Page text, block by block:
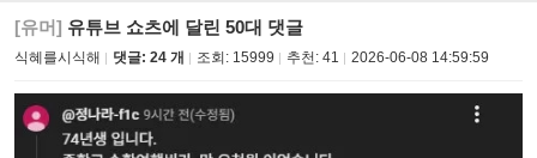
[유머] 유튜브 쇼츠에 달린 50대 댓글
식혜를시식해 댓글: 24 개 조회: 15999 추천: 41 2026-06-08 14:59:59